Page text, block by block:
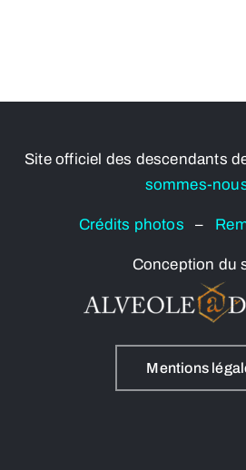
Site officiel des descendants
sommes-
Crédits photos–
Conception du
Mentions